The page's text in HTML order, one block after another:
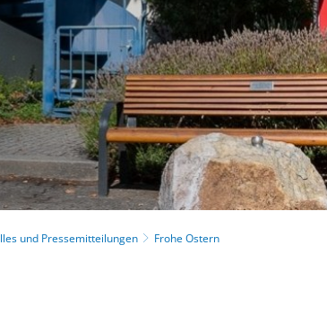
und Pressemitteilungen Frohe Ostern